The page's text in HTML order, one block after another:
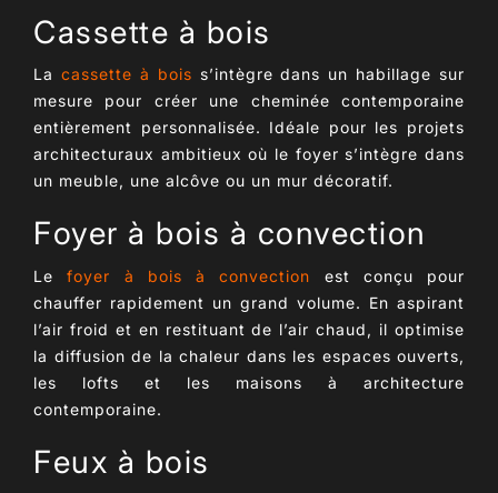
Cassette à bois
La cassette à bois s’intègre dans un habillage sur
mesure pour créer une cheminée contemporaine
entièrement personnalisée. Idéale pour les projets
architecturaux ambitieux où le foyer s’intègre dans
un meuble, une alcôve ou un mur décoratif.
Foyer à bois à convection
Le foyer à bois à convection est conçu pour
chauffer rapidement un grand volume. En aspirant
l’air froid et en restituant de l’air chaud, il optimise
la diffusion de la chaleur dans les espaces ouverts,
les lofts et les maisons à architecture
contemporaine.
Feux à bois